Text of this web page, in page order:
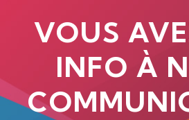
VOUS
INFO À